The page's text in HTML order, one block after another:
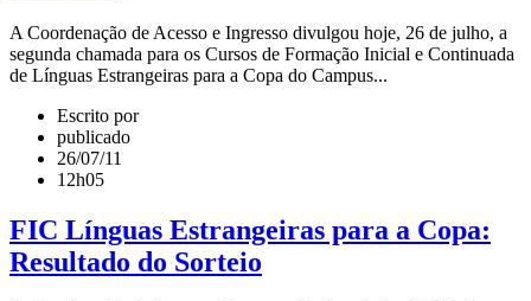
A Coordenação de Acesso e Ingresso divulgou hoje, 26 de julho, a
segunda chamada para os Cursos de Formação Inicial e Continuada
de Línguas Estrangeiras para a Copa do Campus...
Escrito por
publicado
26/07/11
12h05
FIC Línguas Estrangeiras para a Copa:
Resultado do Sorteio